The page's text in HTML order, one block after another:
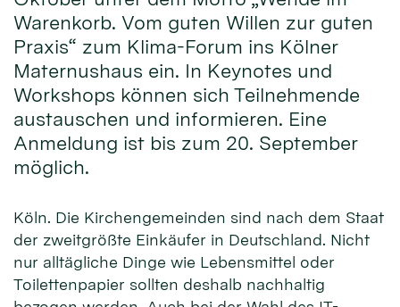
Warenkorb. Vom guten Willen zur guten
Praxis“ zum Klima-Forum ins Kölner
Maternushaus ein. In Keynotes und
Workshops können sich Teilnehmende
austauschen und informieren. Eine
Anmeldung ist bis zum 20. September
möglich.
Köln. Die Kirchengemeinden sind nach dem Staat
der zweitgrößte Einkäufer in Deutschland. Nicht
nur alltägliche Dinge wie Lebensmittel oder
Toilettenpapier sollten deshalb nachhaltig